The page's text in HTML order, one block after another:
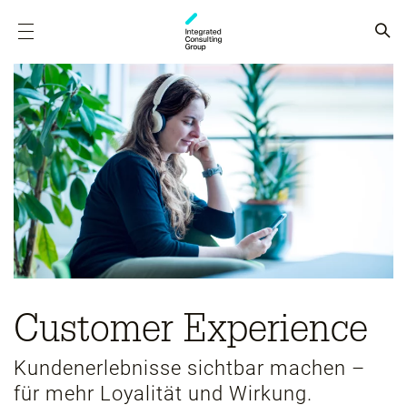
Customer Experience
Kundenerlebnisse sichtbar machen –
für mehr Loyalität und Wirkung.